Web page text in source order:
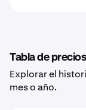
Tabla de
Explorar el
mes o año.